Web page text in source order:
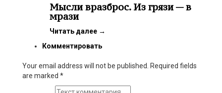
Мысли вразброс. Из грязи — в
мрази
Читать далее →
Комментировать
Your email address will not be published. Required fields
are marked *